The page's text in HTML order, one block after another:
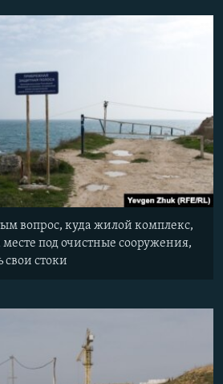
вопрос, куда жилой комплекс,
под очистные сооружения,
свои стоки